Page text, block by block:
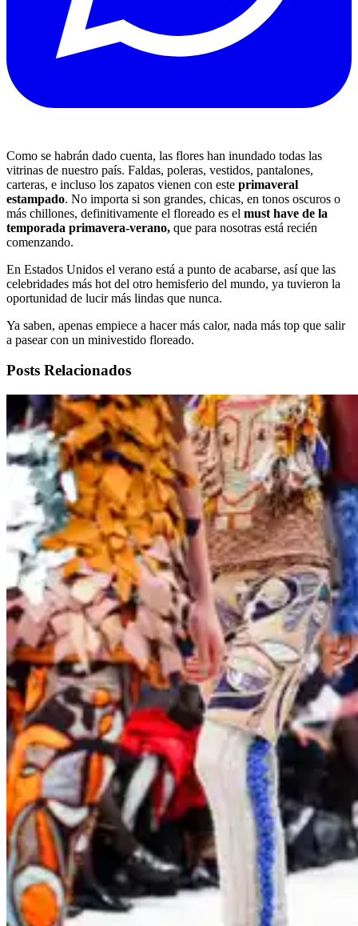
Como se habrán dado cuenta, las flores han inundado todas las
vitrinas de nuestro país. Faldas, poleras, vestidos, pantalones,
carteras, e incluso los zapatos vienen con este primaveral
estampado. No importa si son grandes, chicas, en tonos oscuros o
más chillones, definitivamente el floreado es el must have de la
temporada primavera-verano, que para nosotras está recién
comenzando.
En Estados Unidos el verano está a punto de acabarse, así que las
celebridades más hot del otro hemisferio del mundo, ya tuvieron la
oportunidad de lucir más lindas que nunca.
Ya saben, apenas empiece a hacer más calor, nada más top que salir
a pasear con un minivestido floreado.
Posts Relacionados